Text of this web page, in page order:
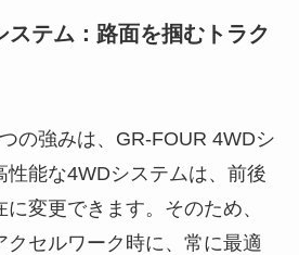
ステム：路面を掴むトラク
の強みは、GR-FOUR 4WDシ
性能な4WDシステムは、前後
変更できます。そのため、
クセルワーク時に、常に最適